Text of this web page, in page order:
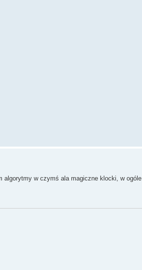
algorytmy w czymś ala magiczne klocki, w ogóle